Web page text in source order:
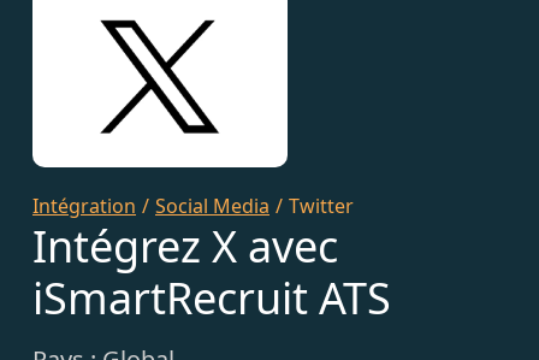
Intégration / Social Media / Twitter
Intégrez X avec
iSmartRecruit ATS